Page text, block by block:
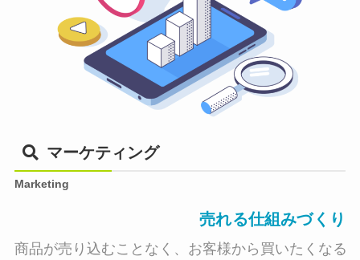
マーケティング
Marketing
売れる仕組みづくり
商品が売り込むことなく、お客様から買いたくなる